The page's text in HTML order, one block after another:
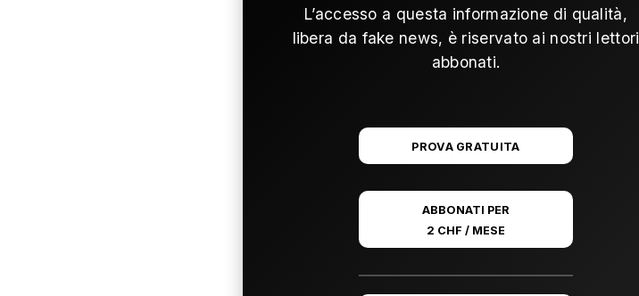
L’accesso a questa informazione di qualità,
libera da fake news, è riservato ai nostri lettori
abbonati.
PROVA GRATUITA
ABBONATI PER
2 CHF / MESE